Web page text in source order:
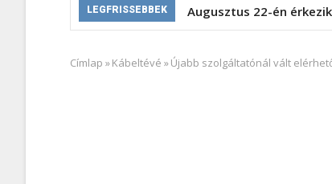
LEGFRISSEBBEK Augusztus 22-én
Morzsa
Címlap »Kábeltévé »Újabb szolgáltatónál vált